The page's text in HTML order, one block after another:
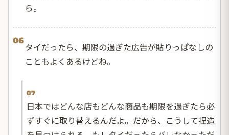
ら。
06
タイだったら、期限の過ぎた広告が貼りっぱなしの
こともよくあるけどね。
07
日本ではどんな店もどんな商品も期限を過ぎたら必
ずすぐに取り替えるんだよ。だから、こうして捏造